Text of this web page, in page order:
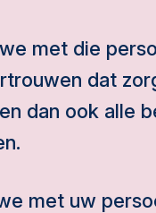
met die
dat
dan ook alle
met uw